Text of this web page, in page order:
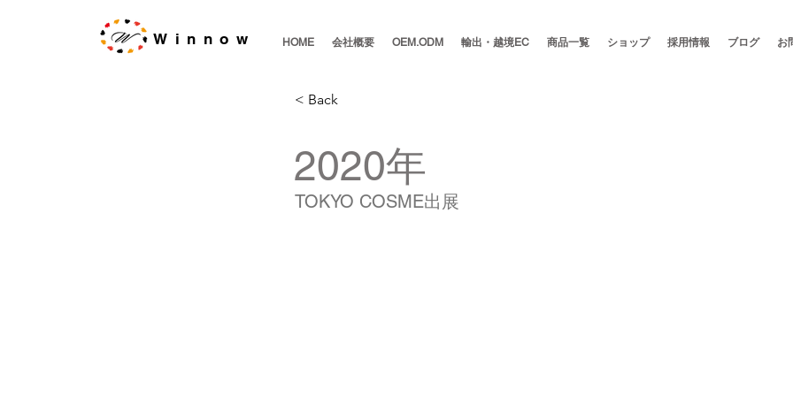
Winnow HOME 会社概要 OEM.ODM 輸出・越境EC 商品一覧 ショップ 採用情報 ブログ お
< Back
2020年
TOKYO COSME出展